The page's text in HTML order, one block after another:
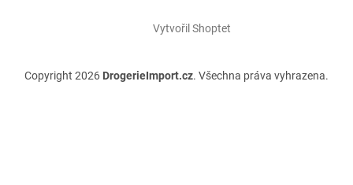
Vytvořil Shoptet
Copyright 2026 DrogerieImport.cz. Všechna práva vyhrazena.